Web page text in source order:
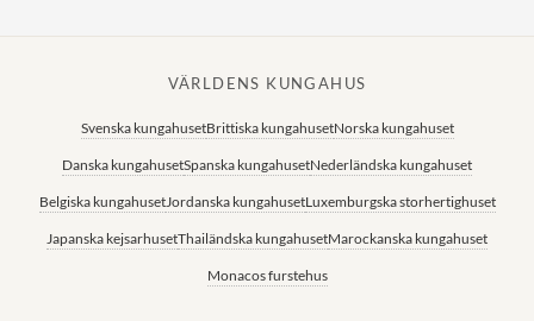
VÄRLDENS KUNGAHUS
Svenska kungahusetBrittiska kungahusetNorska kungahuset
Danska kungahusetSpanska kungahusetNederländska kungahuset
Belgiska kungahusetJordanska kungahusetLuxemburgska storhertighuset
Japanska kejsarhusetThailändska kungahusetMarockanska kungahuset
Monacos furstehus